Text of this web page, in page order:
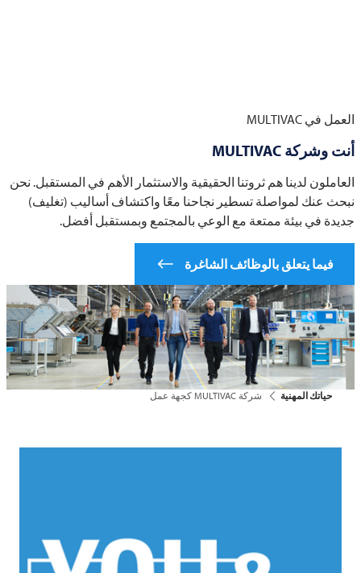
العمل في MULTIVAC
أنت وشركة MULTIVAC
العاملون لدينا هم ثروتنا الحقيقية والاستثمار الأهم في المستقبل. نحن
نبحث عنك لمواصلة تسطير نجاحنا معًا واكتشاف أساليب (تغليف)
جديدة في بيئة ممتعة مع الوعي بالمجتمع وبمستقبل أفضل.
فيما يتعلق بالوظائف الشاغرة
حياتك المهنية شركة MULTIVAC كجهة عمل